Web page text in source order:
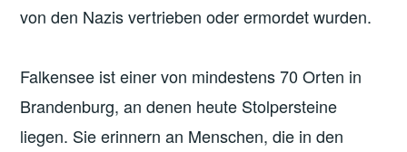
von den Nazis vertrieben oder ermordet wurden.
Falkensee ist einer von mindestens 70 Orten in
Brandenburg, an denen heute Stolpersteine
liegen. Sie erinnern an Menschen, die in den